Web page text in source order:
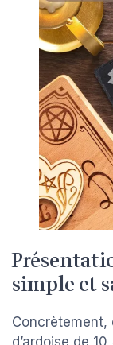
simple et
Concrètement,